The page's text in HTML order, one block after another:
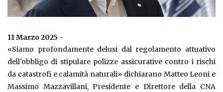
11 Marzo 2025 -
«Siamo profondamente delusi dal regolamento attuativo
dell’obbligo di stipulare polizze assicurative contro i rischi
da catastrofi e calamità naturali» dichiarano Matteo Leoni e
Massimo Mazzavillani, Presidente e Direttore della CNA